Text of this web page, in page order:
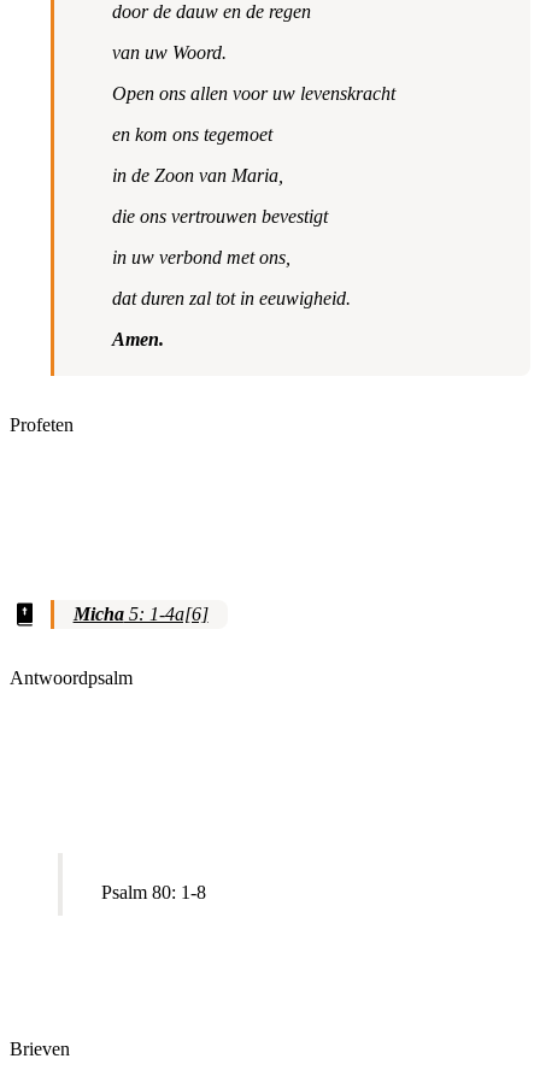
door de dauw en de regen
van uw Woord.
Open ons allen voor uw levenskracht
en kom ons tegemoet
in de Zoon van Maria,
die ons vertrouwen bevestigt
in uw verbond met ons,
dat duren zal tot in eeuwigheid.
Amen.
Profeten
Micha5: 1-4a[6]
Antwoordpsalm
Psalm 80: 1-8
Brieven